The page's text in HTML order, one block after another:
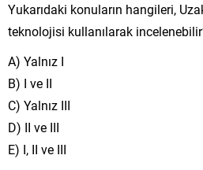
Yukarıdaki konuların hangileri,
teknolojisi kullanılarak
A) Yalnız I
B) I ve II
C) Yalnız III
D) II ve III
E) I, II ve III